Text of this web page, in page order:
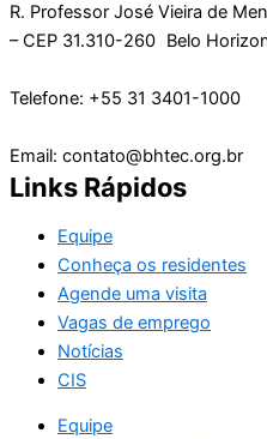
R. Professor José Vieira de
– CEP 31.310-260 Belo
Telefone: +55 31 3401-1000
Email: contato@bhtec.org.br
Links Rápidos
Equipe
Conheça os residentes
Agende uma visita
Vagas de emprego
Notícias
CIS
Equipe